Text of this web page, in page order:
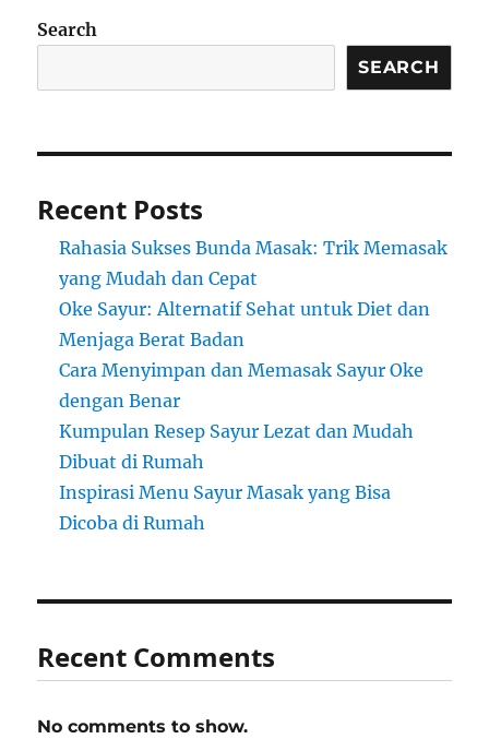
Search
SEARCH
Recent Posts
Rahasia Sukses Bunda Masak: Trik Memasak
yang Mudah dan Cepat
Oke Sayur: Alternatif Sehat untuk Diet dan
Menjaga Berat Badan
Cara Menyimpan dan Memasak Sayur Oke
dengan Benar
Kumpulan Resep Sayur Lezat dan Mudah
Dibuat di Rumah
Inspirasi Menu Sayur Masak yang Bisa
Dicoba di Rumah
Recent Comments
No comments to show.